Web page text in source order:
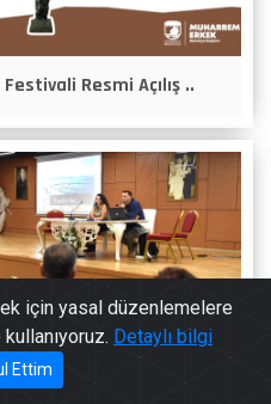
Resmi Açılış ..
İkili Atık Toplama Si..
için yasal düzenlemelere
Detaylı bilgi
Ettim
Mesaj